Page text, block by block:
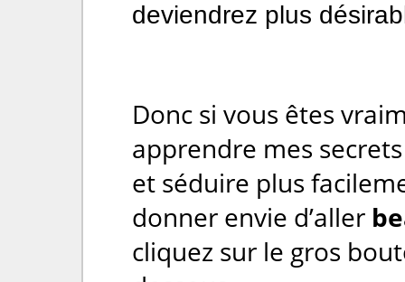
deviendrez plus
Donc si vous êtes
apprendre mes
et séduire plus
donner envie d’aller
cliquez sur le gros